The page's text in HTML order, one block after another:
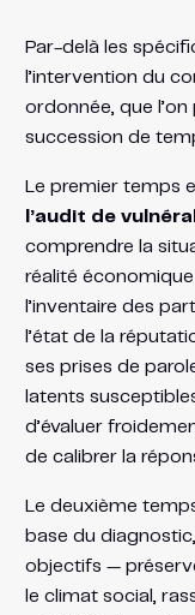
Par-delà les
l’intervention du
ordonnée, que
succession de
Le premier temps
l’audit de
comprendre la
réalité
l’inventaire des
l’état de la
ses prises de
latents
d’évaluer
de calibrer la
Le deuxième
base du
objectifs —
le climat social,